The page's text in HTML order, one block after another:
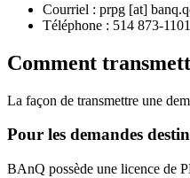
Courriel : prpg [at]
Téléphone : 514 873-
Comment
La façon de transmettre une
Pour les demandes
BAnQ possède une licence de